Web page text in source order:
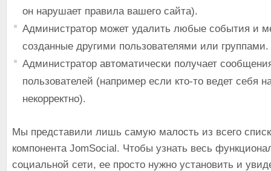
он нарушает правила вашего сайта).
Администратор может удалить любые события и
созданные другими пользователями или группами.
Администратор автоматически получает
пользователей (например если кто-то ведет себя
некорректно).
Мы представили лишь самую малость из всего
компонента JomSocial. Чтобы узнать весь
социальной сети, ее просто нужно установить и